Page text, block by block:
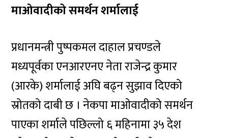
माओवादीको समर्थन शर्मालाई
प्रधानमन्त्री पुष्पकमल दाहाल प्रचण्डले
मध्यपूर्वका एनआरएनए नेता राजेन्द्र कुमार
(आरके) शर्मालाई अघि बढ्न सुझाव दिएको
स्रोतको दाबी छ । नेकपा माओवादीको समर्थन
पाएका शर्माले पछिल्लो ६ महिनामा ३५ देश